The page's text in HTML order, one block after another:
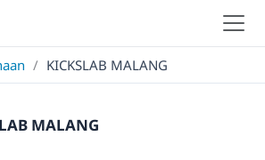
/ KICKSLAB MALANG
MALANG